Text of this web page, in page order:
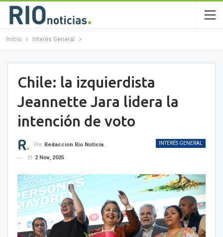
Inicio Interés General
Chile: la izquierdista
Jeannette Jara lidera la
intención de voto
INTERÉS GENERAL
Por Redaccion Rio Noticias OK
El
2 Nov, 2025